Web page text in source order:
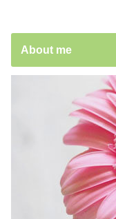
About me